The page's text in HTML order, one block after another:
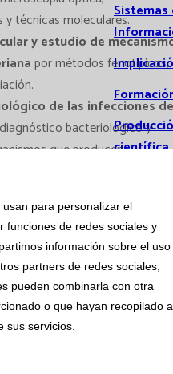
Sistemas
científica
Tesis
técnicas moleculares.
y estudio de
por métodos fenotípicos,
de las infecciones de
diagnóstico bacteriológico y
que producen
sexual y otros procesos
automatizada seguida del
AIOS™ para realizar el
Epidemiología (serotipos,
y contacto con los servicios
y de salud pública.
estudio serológico para el
para personalizar el
funciones de redes sociales y
información sobre el uso
partners de redes sociales,
pueden combinarla con otra
o que hayan recopilado a
sus servicios.